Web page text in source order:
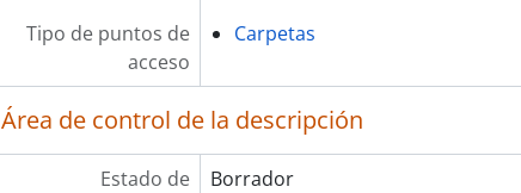
Tipo de puntos de
acceso
Carpetas
Área de control de la descripción
Estado de
Borrador